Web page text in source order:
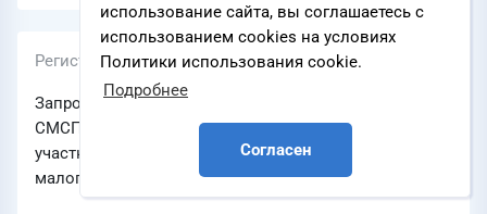
использование сайта, вы соглашаетесь с
использованием cookies на условиях
Политики использования cookie.
Подробнее
Согласен
Регистрационный номер
Запрос предложений в электронной форме для
СМСП (Запрос предложений в электронной форме,
участниками которого могут быть только субъекты
малого и среднего предпринимательства)